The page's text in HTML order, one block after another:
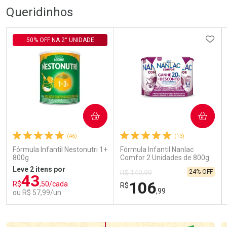
Queridinhos
(46)
Fórmula Infantil Nestonutri 1+
800g
50% OFF NA 2° UNIDADE
Leve 2 itens por
R$43,50/cada
ou R$ 57,99/un
COMPRAR
(13)
Fórmula Infantil Nanlac
Comfor 2 Unidades de 800g
R$ 140,99
R$106,99
24% OFF
COMPRAR